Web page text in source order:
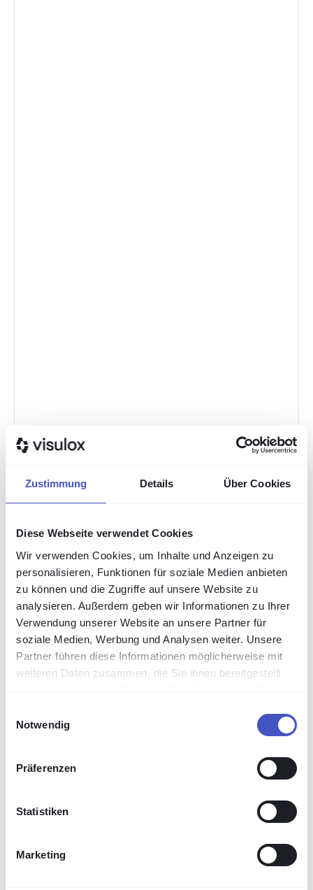
Zustimmung Details Über Cookies
Diese Webseite verwendet Cookies
Wir verwenden Cookies, um Inhalte und Anzeigen zu
personalisieren, Funktionen für soziale Medien anbieten
zu können und die Zugriffe auf unsere Website zu
analysieren. Außerdem geben wir Informationen zu Ihrer
Verwendung unserer Website an unsere Partner für
soziale Medien, Werbung und Analysen weiter. Unsere
Partner führen diese Informationen möglicherweise mit
weiteren Daten zusammen, die Sie ihnen bereitgestellt
Notwendig
Präferenzen
Statistiken
Marketing